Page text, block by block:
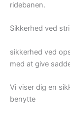
ridebanen.
Sikkerhed ved
sikkerhed ved
med at give
Vi viser dig en
benytte